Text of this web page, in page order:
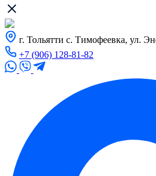
г. Тольятти с. Тимофеевка, ул.
+7 (906) 128-81-82